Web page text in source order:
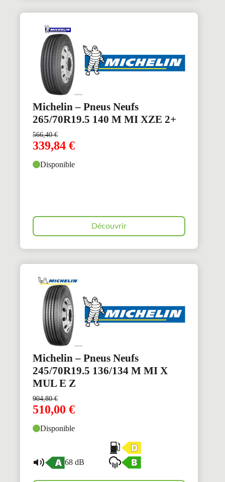
Michelin – Pneus Neufs
265/70R19.5 140 M MI XZE 2+
566,40€
339,84 €
Disponible
Découvrir
Michelin – Pneus Neufs
245/70R19.5 136/134 M MI X
MUL E Z
904,80€
510,00 €
Disponible
68 dB